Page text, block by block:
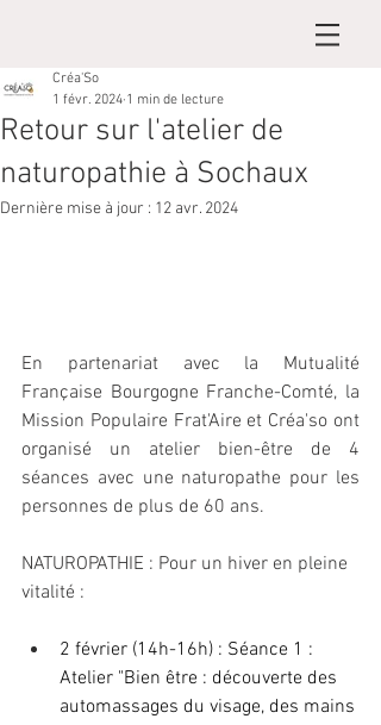
Retour sur l'atelier de
naturopathie à Sochaux
Créa'So
1 févr. 2024 1 min de lecture
Dernière mise à jour : 12 avr. 2024
En partenariat avec la Mutualité
Française Bourgogne Franche-Comté, la
Mission Populaire Frat'Aire et Créa'so ont
organisé un atelier bien-être de 4
séances avec une naturopathe pour les
personnes de plus de 60 ans.
NATUROPATHIE : Pour un hiver en pleine
vitalité :
2 février (14h-16h) : Séance 1 :
Atelier "Bien être : découverte des
automassages du visage, des mains